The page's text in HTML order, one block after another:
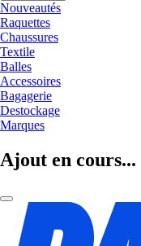
Nouveautés
Raquettes
Chaussures
Textile
Balles
Accessoires
Bagagerie
Destockage
Marques
Ajout en cours...